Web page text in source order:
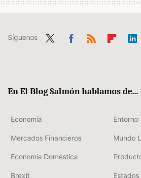
Síguenos
En El Blog Salmón hablamos de...
Economía Entorno
Mercados Financieros Mundo
Economía Doméstica
Brexit